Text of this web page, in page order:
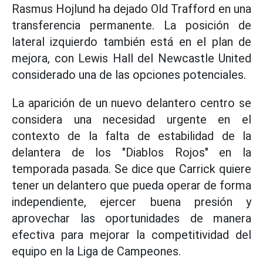
Rasmus Hojlund ha dejado Old Trafford en una
transferencia permanente. La posición de
lateral izquierdo también está en el plan de
mejora, con Lewis Hall del Newcastle United
considerado una de las opciones potenciales.
La aparición de un nuevo delantero centro se
considera una necesidad urgente en el
contexto de la falta de estabilidad de la
delantera de los "Diablos Rojos" en la
temporada pasada. Se dice que Carrick quiere
tener un delantero que pueda operar de forma
independiente, ejercer buena presión y
aprovechar las oportunidades de manera
efectiva para mejorar la competitividad del
equipo en la Liga de Campeones.